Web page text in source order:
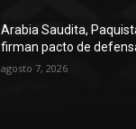
Arabia Saudita,
firman pacto de
agosto 7, 2026